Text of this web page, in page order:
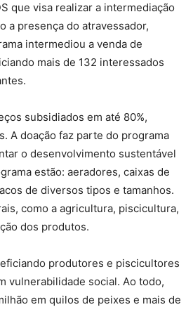
que visa realizar a intermediação
a presença do atravessador,
intermediou a venda de
mais de 132 interessados
subsidiados em até 80%,
A doação faz parte do programa
o desenvolvimento sustentável
estão: aeradores, caixas de
de diversos tipos e tamanhos.
como a agricultura, piscicultura,
dos produtos.
produtores e piscicultores
vulnerabilidade social. Ao todo,
em quilos de peixes e mais de